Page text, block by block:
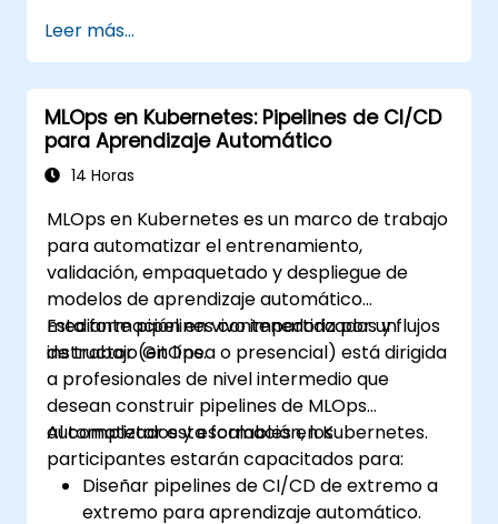
Leer más...
MLOps en Kubernetes: Pipelines de CI/CD
para Aprendizaje Automático
14 Horas
MLOps en Kubernetes es un marco de trabajo
para automatizar el entrenamiento,
validación, empaquetado y despliegue de
modelos de aprendizaje automático
mediante pipelines contenedorizados y flujos
de trabajo GitOps.
Esta formación en vivo impartida por un
instructor (en línea o presencial) está dirigida
a profesionales de nivel intermedio que
desean construir pipelines de MLOps
automatizados y escalables en Kubernetes.
Al completar esta formación, los
participantes estarán capacitados para:
Diseñar pipelines de CI/CD de extremo a
extremo para aprendizaje automático.